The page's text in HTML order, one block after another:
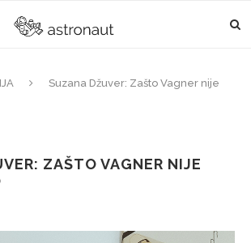
Suzana Džuver: Zašto Vagner nije
ZAŠTO VAGNER NIJE